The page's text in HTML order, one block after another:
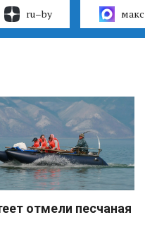
ru–by макс
отмели песчаная